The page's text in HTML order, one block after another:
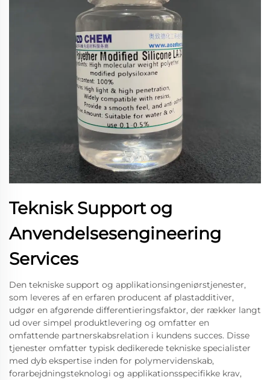
Teknisk Support og
Anvendelsesengineering
Services
Den tekniske support og applikationsingeniørstjenester,
som leveres af en erfaren producent af plastadditiver,
udgør en afgørende differentieringsfaktor, der rækker langt
ud over simpel produktlevering og omfatter en
omfattende partnerskabsrelation i kundens succes. Disse
tjenester omfatter typisk dedikerede tekniske specialister
med dyb ekspertise inden for polymervidenskab,
forarbejdningsteknologi og applikationsspecifikke krav,